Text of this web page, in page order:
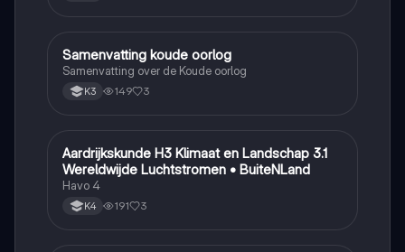
Geschiedenis
Samenvatting koude oorlog
Samenvatting over de Koude oorlog
K3 149 3
Aardrijkskunde
Aardrijkskunde H3 Klimaat en Landschap 3.1
Wereldwijde Luchtstromen • BuiteNLand
Havo 4
K4 191 3